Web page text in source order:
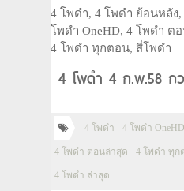
4 โพดำ, 4 โพดำ ย้อนหลัง
โพดำ OneHD, 4 โพดำ ต
4 โพดำ ทุกตอน, สี่โพดำ
4 โพดำ 4 ก.พ.58 ก
4 โพดำ 4 โพดำ OneHD
4 โพดำ ตอนล่าสุด 4 โพดำ ทุก
4 โพดำ ล่าสุด